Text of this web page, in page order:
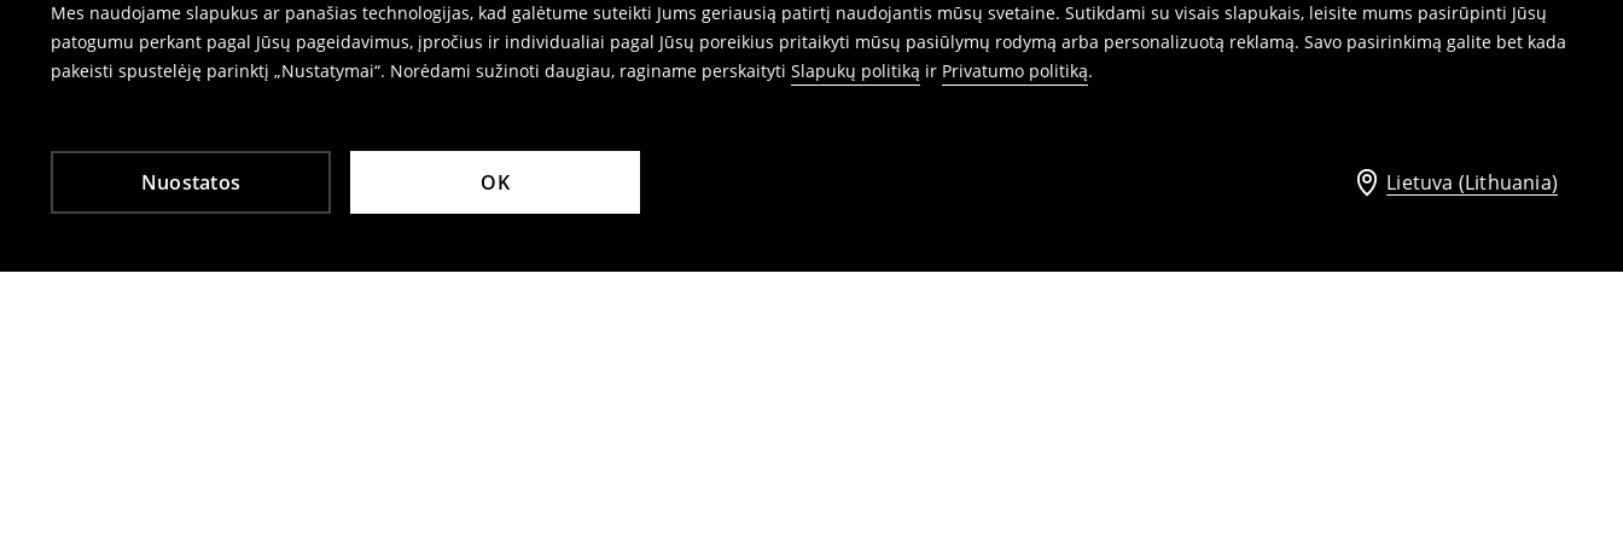
Mes naudojame slapukus ar panašias technologijas, kad galėtume suteikti Jums geriausią patirtį naudojantis mūsų svetaine. Sutikdami su visais slapukais, leisite mums pasirūpinti Jūsų
patogumu perkant pagal Jūsų pageidavimus, įpročius ir individualiai pagal Jūsų poreikius pritaikyti mūsų pasiūlymų rodymą arba personalizuotą reklamą. Savo pasirinkimą galite bet kada
pakeisti spustelėję parinktį „Nustatymai“. Norėdami sužinoti daugiau, raginame perskaityti Slapukų politiką ir Privatumo politiką.
Nuostatos OK Lietuva (Lithuania)